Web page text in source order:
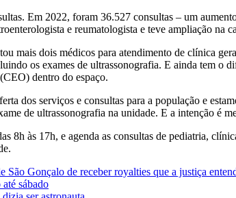
Em 2022, foram 36.527 consultas – um
e reumatologista e teve ampliação
mais dois médicos para atendimento de clínica
os exames de ultrassonografia. E ainda tem
dentro do espaço.
dos serviços e consultas para a população e
de ultrassonografia na unidade. E a intenção é
8h às 17h, e agenda as consultas de pediatria,
Gonçalo de receber royalties que a justiça
sábado